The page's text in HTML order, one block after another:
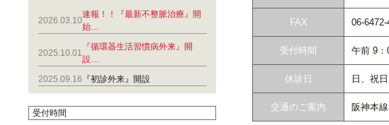
FAX 06-6472-
受付時間 午前 9：
休診日 日、祝日
交通のご案内 阪神本
2026.03.10
速報！！『最新不整脈治療』開
始…
2025.10.01
『循環器生活習慣病外来』開
設…
2025.09.16 『初診外来』開設
受付時間